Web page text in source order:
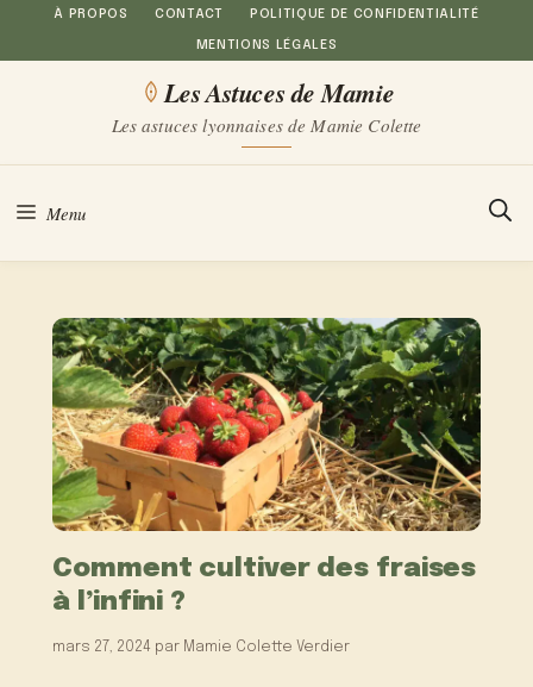
Aller
au
À PROPOS CONTACT POLITIQUE DE CONFIDENTIALITÉ
MENTIONS LÉGALES
Les Astuces de Mamie
Les astuces lyonnaises de Mamie Colette
Menu
Comment cultiver des fraises
à l’infini ?
mars 27, 2024 par Mamie Colette Verdier